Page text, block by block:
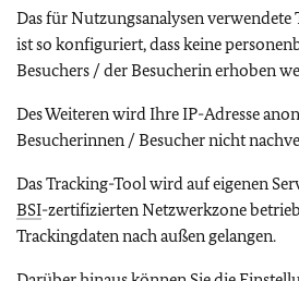
Das für Nutzungsanalysen verwendete
ist so konfiguriert, dass keine
Besuchers / der Besucherin erhoben
Des Weiteren wird Ihre IP-Adresse
Besucherinnen / Besucher nicht
DasTracking-Toolwird auf eigenen
BSI-zertifizierten Netzwerkzone
Trackingdaten nach außen gelangen.